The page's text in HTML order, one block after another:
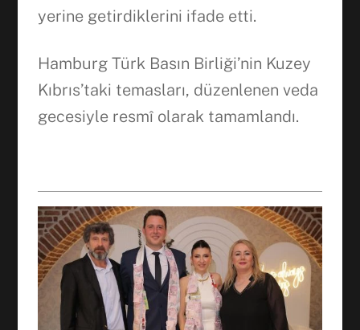
yerine getirdiklerini ifade etti.
Hamburg Türk Basın Birliği’nin Kuzey
Kıbrıs’taki temasları, düzenlenen veda
gecesiyle resmî olarak tamamlandı.